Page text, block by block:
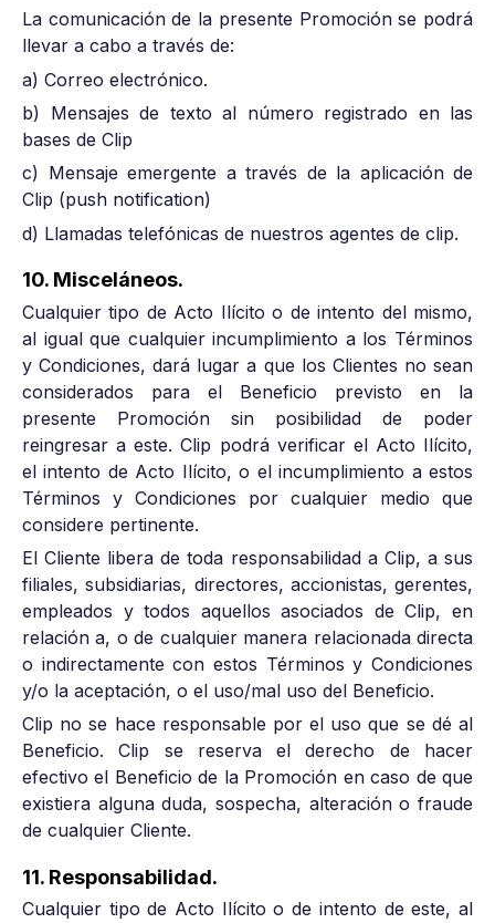
La comunicación de la presente Promoción se podrá
llevar a cabo a través de:
a) Correo electrónico.
b) Mensajes de texto al número registrado en las
bases de Clip
c) Mensaje emergente a través de la aplicación de
Clip (push notification)
d) Llamadas telefónicas de nuestros agentes de clip.
10. Misceláneos.
Cualquier tipo de Acto Ilícito o de intento del mismo,
al igual que cualquier incumplimiento a los Términos
y Condiciones, dará lugar a que los Clientes no sean
considerados para el Beneficio previsto en la
presente Promoción sin posibilidad de poder
reingresar a este. Clip podrá verificar el Acto Ilícito,
el intento de Acto Ilícito, o el incumplimiento a estos
Términos y Condiciones por cualquier medio que
considere pertinente.
El Cliente libera de toda responsabilidad a Clip, a sus
filiales, subsidiarias, directores, accionistas, gerentes,
empleados y todos aquellos asociados de Clip, en
relación a, o de cualquier manera relacionada directa
o indirectamente con estos Términos y Condiciones
y/o la aceptación, o el uso/mal uso del Beneficio.
Clip no se hace responsable por el uso que se dé al
Beneficio. Clip se reserva el derecho de hacer
efectivo el Beneficio de la Promoción en caso de que
existiera alguna duda, sospecha, alteración o fraude
de cualquier Cliente.
11. Responsabilidad.
Cualquier tipo de Acto Ilícito o de intento de este, al